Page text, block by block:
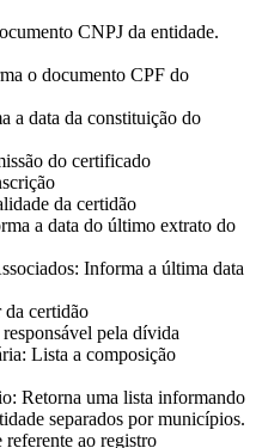
CNPJ da entidade.
o documento CPF do
a data da constituição do
do certificado
da certidão
a data do último extrato do
: Informa a última data
da certidão
pela dívida
: Lista a composição
: Retorna uma lista informando
separados por municípios.
ao registro